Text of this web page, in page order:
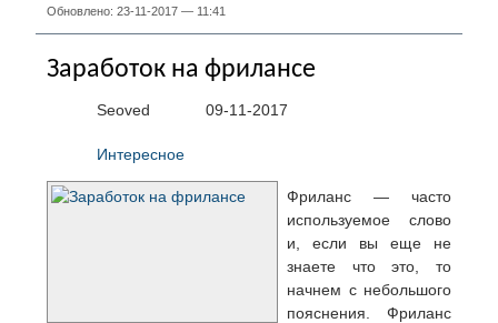
Обновлено: 23-11-2017 — 11:41
Заработок на фрилансе
Seoved 09-11-2017
Интересное
Фриланс — часто
используемое слово
и, если вы еще не
знаете что это, то
начнем с небольшого
пояснения. Фриланс